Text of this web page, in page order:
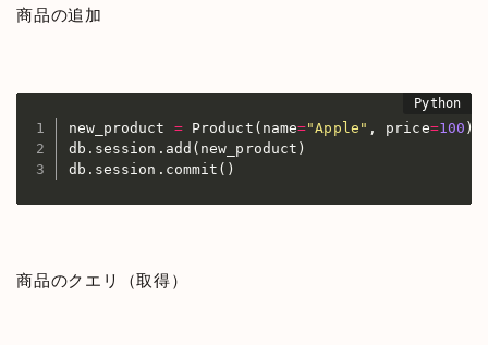
商品の追加
new_product = Product ( name="Apple" , price=100 )
db . session . add ( new_product )
db . session . commit ( )
商品のクエリ（取得）